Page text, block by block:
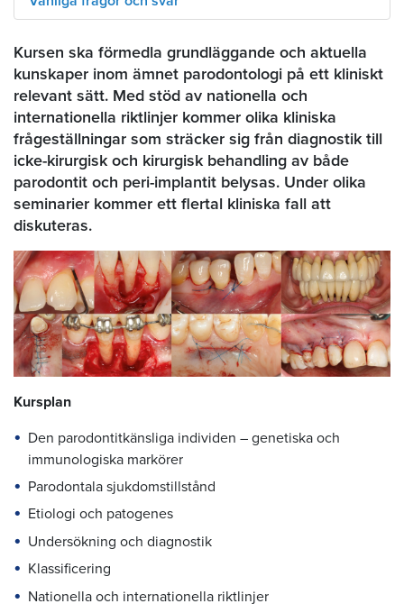
Kursen ska förmedla grundläggande och aktuella
kunskaper inom ämnet parodontologi på ett kliniskt
relevant sätt. Med stöd av nationella och
internationella riktlinjer kommer olika kliniska
frågeställningar som sträcker sig från diagnostik till
icke-kirurgisk och kirurgisk behandling av både
parodontit och peri-implantit belysas. Under olika
seminarier kommer ett flertal kliniska fall att
diskuteras.
Kursplan
Den parodontitkänsliga individen – genetiska och
immunologiska markörer
Parodontala sjukdomstillstånd
Etiologi och patogenes
Undersökning och diagnostik
Klassificering
Nationella och internationella riktlinjer